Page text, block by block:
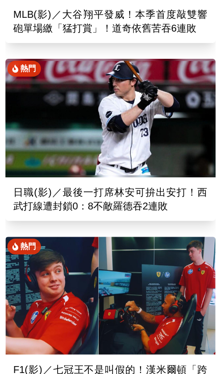
MLB(影)／大谷翔平發威！本季首度敲雙響
砲單場繳「猛打賞」！道奇依舊苦吞6連敗
熱門
日職(影)／最後一打席林安可拚出安打！西
武打線遭封鎖0：8不敵羅德吞2連敗
熱門
F1(影)／七冠王不是叫假的！漢米爾頓「跨